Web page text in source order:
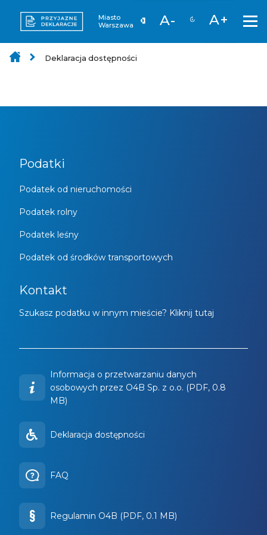
Miasto
Warszawa
A- A+
Deklaracja dostępności
Podatki
Podatek od nieruchomości
Podatek rolny
Podatek leśny
Podatek od środków transportowych
Kontakt
Szukasz podatku w innym mieście? Kliknij tutaj
Informacja o przetwarzaniu danych
osobowych przez O4B Sp. z o.o. (PDF, 0.8
MB)
Deklaracja dostępności
FAQ
Regulamin O4B (PDF, 0.1 MB)